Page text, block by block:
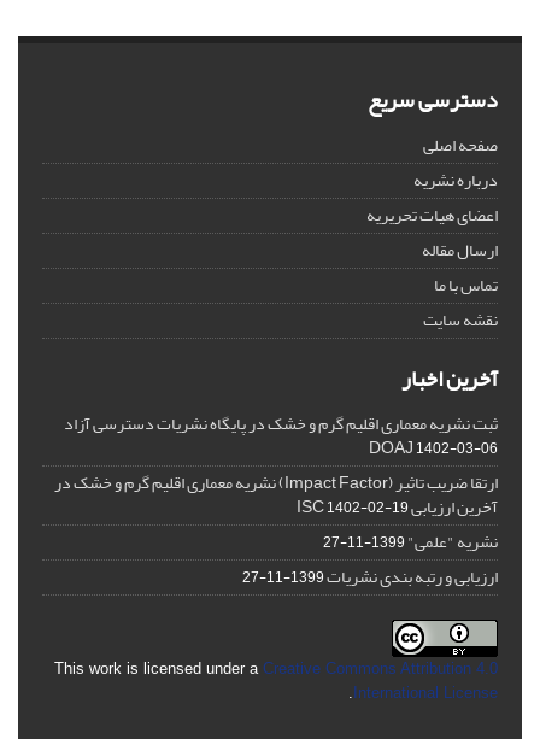
دسترسی سریع
صفحه اصلی
درباره نشریه
اعضای هیات تحریریه
ارسال مقاله
تماس با ما
نقشه سایت
آخرین اخبار
ثبت نشریه معماری اقلیم گرم و خشک در پایگاه نشریات دسترسی آزاد
DOAJ1402-03-06
ارتقا ضریب تاثیر (Impact Factor) نشریه معماری اقلیم گرم و خشک در
آخرین ارزیابی ISC1402-02-19
نشریه "علمی"1399-11-27
ارزیابی و رتبه بندی نشریات1399-11-27
This work is licensed under a Creative Commons Attribution 4.0
International License
.